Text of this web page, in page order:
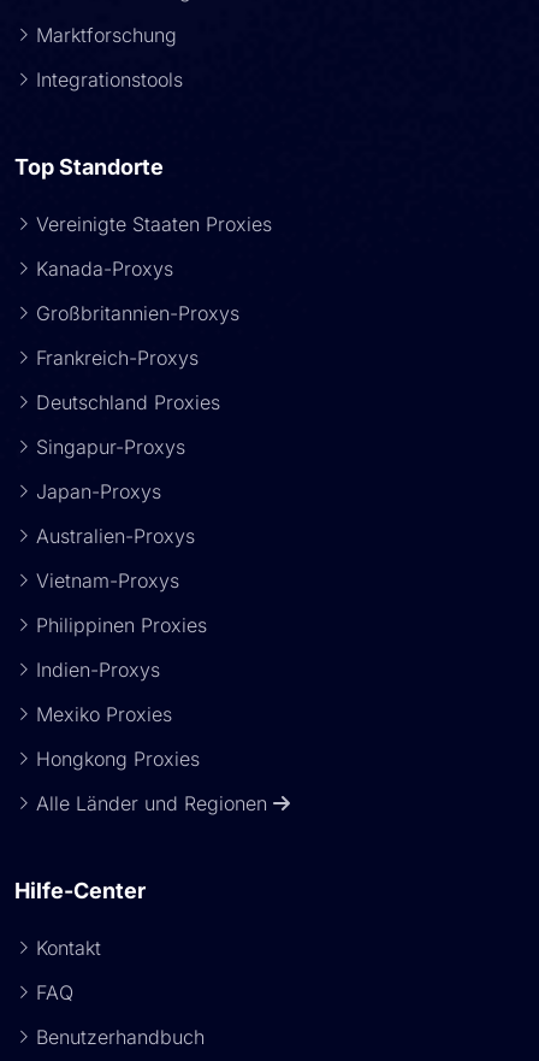
Marktforschung
Integrationstools
Top Standorte
Vereinigte Staaten Proxies
Kanada-Proxys
Großbritannien-Proxys
Frankreich-Proxys
Deutschland Proxies
Singapur-Proxys
Japan-Proxys
Australien-Proxys
Vietnam-Proxys
Philippinen Proxies
Indien-Proxys
Mexiko Proxies
Hongkong Proxies
Alle Länder und Regionen
Hilfe-Center
Kontakt
FAQ
Benutzerhandbuch